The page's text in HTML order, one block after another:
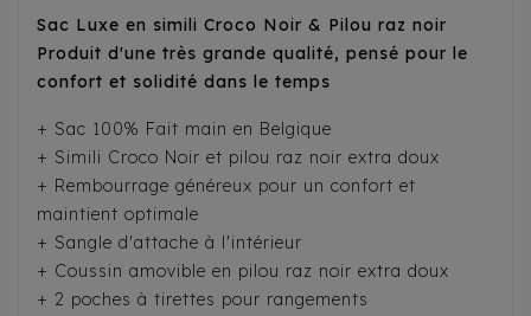
Sac Luxe en simili Croco Noir & Pilou raz noir
Produit d'une très grande qualité, pensé pour le
confort et solidité dans le temps
+ Sac 100% Fait main en Belgique
+ Simili Croco Noir et pilou raz noir extra doux
+ Rembourrage généreux pour un confort et
maintient optimale
+ Sangle d'attache à l'intérieur
+ Coussin amovible en pilou raz noir extra doux
+ 2 poches à tirettes pour rangements